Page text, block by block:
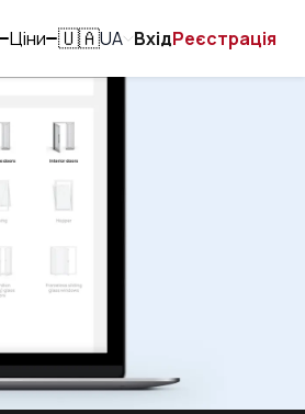
Ціни 🇺🇦UA ВхідРеєстрація